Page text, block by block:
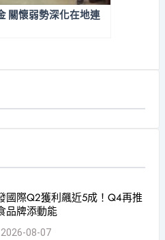
關懷弱勢深化在地連
國際Q2獲利飆近5成！Q4再推
品牌添動能
2026-08-07